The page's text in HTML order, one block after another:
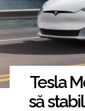
Tesla
să